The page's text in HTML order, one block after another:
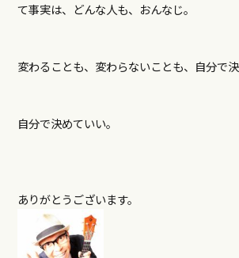
て事実は、どんな人も、おんなじ。
変わることも、変わらないことも、自分で決
自分で決めていい。
ありがとうございます。